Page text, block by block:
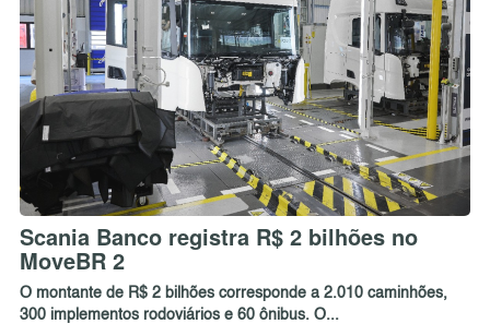
Scania Banco registra R$ 2 bilhões no
MoveBR 2
O montante de R$ 2 bilhões corresponde a 2.010 caminhões,
300 implementos rodoviários e 60 ônibus. O...